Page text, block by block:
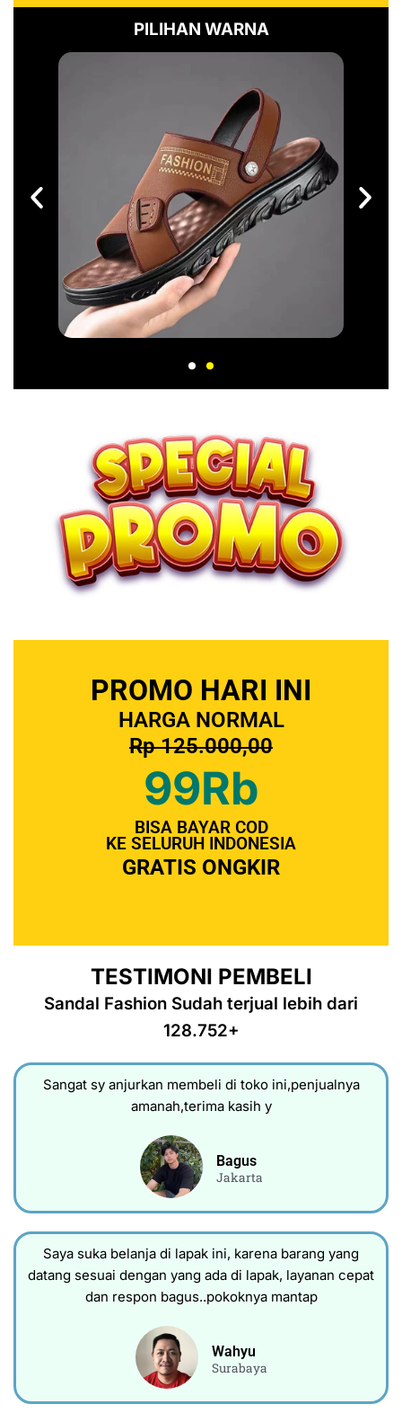
PILIHAN WARNA
PROMO HARI INI
HARGA NORMAL
Rp 125.000,00
99Rb
BISA BAYAR COD
KE SELURUH INDONESIA
GRATIS ONGKIR
TESTIMONI PEMBELI
Sandal Fashion Sudah terjual lebih dari
128.752+
Sangat sy anjurkan membeli di toko ini,penjualnya
amanah,terima kasih y
Bagus
Jakarta
Saya suka belanja di lapak ini, karena barang yang
datang sesuai dengan yang ada di lapak, layanan cepat
dan respon bagus..pokoknya mantap
Wahyu
Surabaya